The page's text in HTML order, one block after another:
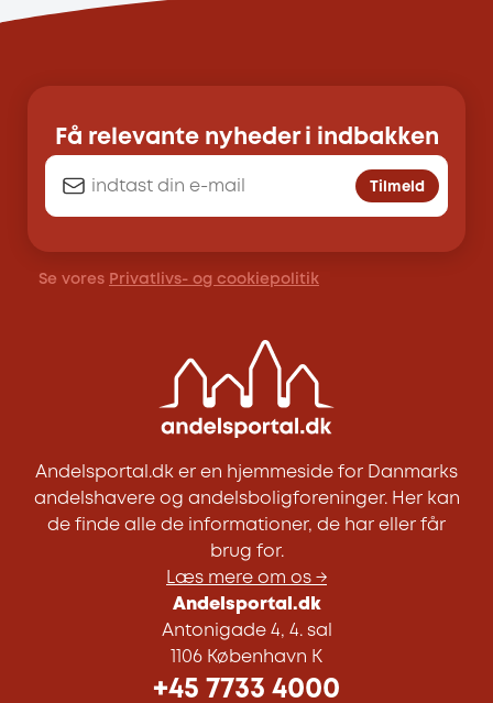
Få relevante nyheder i indbakken
Tilmeld
Se vores Privatlivs- og cookiepolitik
Andelsportal.dk er en hjemmeside for Danmarks
andelshavere og andelsboligforeninger. Her kan
de finde alle de informationer, de har eller får
brug for.
Læs mere om os →
Andelsportal.dk
Antonigade 4, 4. sal
1106 København K
+45 7733 4000